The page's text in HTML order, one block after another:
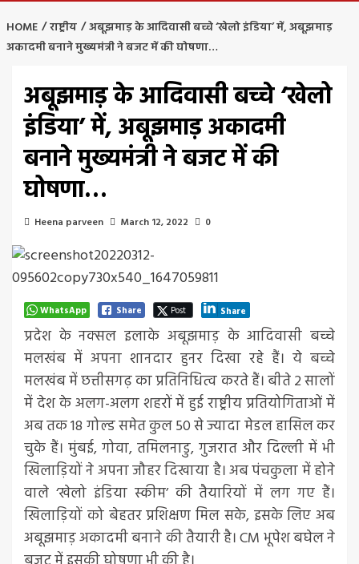
HOME राष्ट्रीय
अबूझमाड़ के आदिवासी बच्चे ‘खेलो इंडिया’ में, अबूझमाड़
अकादमी बनाने मुख्यमंत्री ने बजट में की घोषणा…
अबूझमाड़ के आदिवासी बच्चे ‘खेलो
इंडिया’ में, अबूझमाड़ अकादमी
बनाने मुख्यमंत्री ने बजट में की
घोषणा…
Heena parveen March 12, 2022 0
WhatsApp Share Post Share
प्रदेश के नक्सल इलाके अबूझमाड़ के आदिवासी बच्चे
मलखंब में अपना शानदार हुनर दिखा रहे हैं। ये बच्चे
मलखंब में छत्तीसगढ़ का प्रतिनिधित्व करते हैं। बीते 2 सालों
में देश के अलग-अलग शहरों में हुई राष्ट्रीय प्रतियोगिताओं में
अब तक 18 गोल्ड समेत कुल 50 से ज्यादा मेडल हासिल कर
चुके हैं। मुंबई, गोवा, तमिलनाडु, गुजरात और दिल्ली में भी
खिलाड़ियों ने अपना जौहर दिखाया है। अब पंचकुला में होने
वाले ‘खेलो इंडिया स्कीम’ की तैयारियों में लग गए हैं।
खिलाड़ियों को बेहतर प्रशिक्षण मिल सके, इसके लिए अब
अबूझमाड़ अकादमी बनाने की तैयारी है। CM भूपेश बघेल ने